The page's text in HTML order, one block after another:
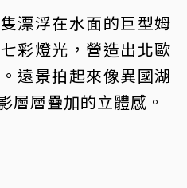
漂浮在水面的巨型姆
彩燈光，營造出北歐
遠景拍起來像異國湖
層層疊加的立體感。